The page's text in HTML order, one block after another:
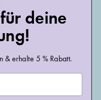
gemeinsamen
deine
& erhalte 5 % Rabatt.